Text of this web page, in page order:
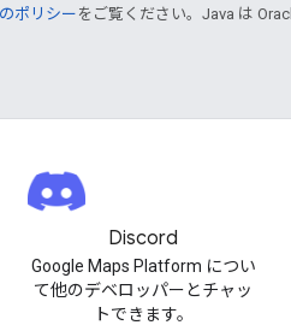
ポリシーをご覧ください。Java は
Discord
Google Maps Platform につい
て他のデベロッパーとチャッ
トできます。